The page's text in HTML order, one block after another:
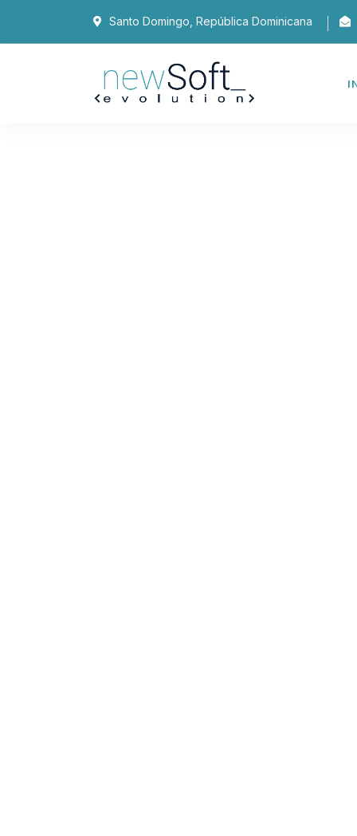
Santo Domingo, República Dominicana